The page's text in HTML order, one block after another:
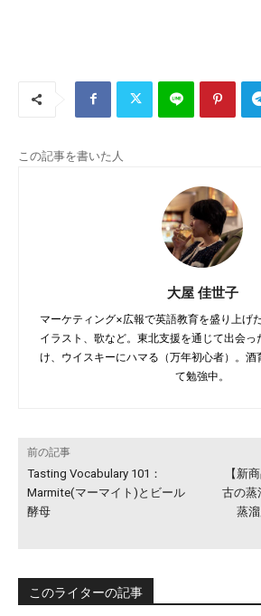
この記事を書いた人
大屋 佳世子
マーケティング×広報で英語教育を盛り上げ
イラスト、歌など。東北支援を通じて出会っ
け、ウイスキーにハマる（万年初心者）。酒
て勉強中。
前の記事
Tasting Vocabulary 101：
Marmite(マーマイト)とビール
酵母
【新
古の蒸
蒸
このライターの記事